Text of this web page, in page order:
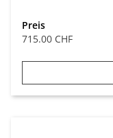
Preis
715.00 CHF